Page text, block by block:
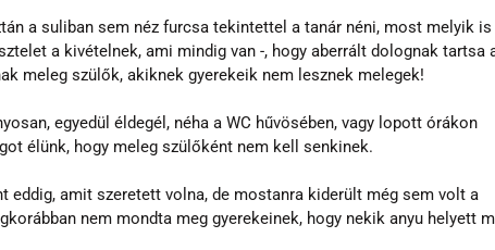
a suliban sem néz furcsa tekintettel a tanár néni, most melyik is
a kivételnek, ami mindig van -, hogy aberrált dolognak tartsa
meleg szülők, akiknek gyerekeik nem lesznek melegek!
egyedül éldegél, néha a WC hűvösében, vagy lopott órákon
élünk, hogy meleg szülőként nem kell senkinek.
eddig, amit szeretett volna, de mostanra kiderült még sem volt a
nem mondta meg gyerekeinek, hogy nekik anyu helyett